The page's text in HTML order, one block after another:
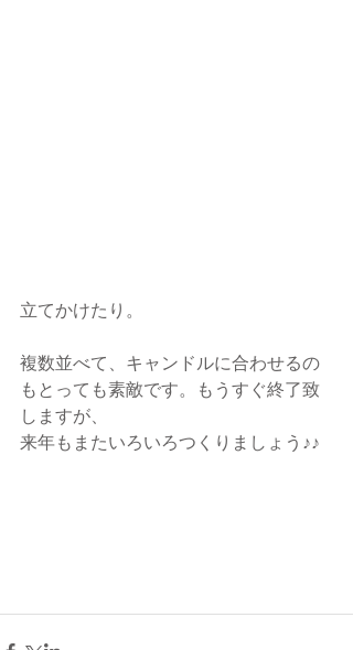
立てかけたり。
複数並べて、キャンドルに合わせるの
もとっても素敵です。もうすぐ終了致
しますが、
来年もまたいろいろつくりましょう♪♪